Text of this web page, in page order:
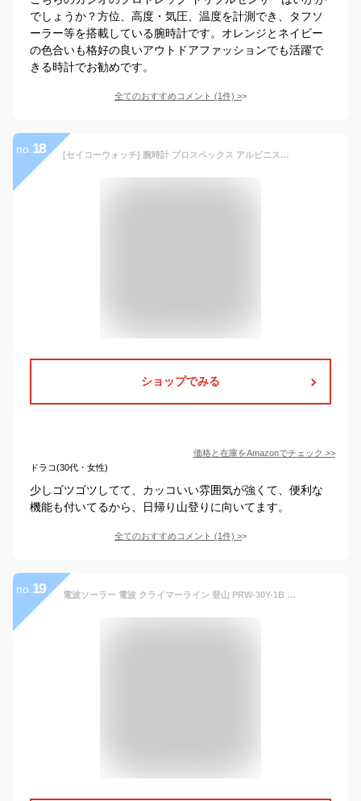
でしょうか？方位、高度・気圧、温度を計測でき、タフソ
ーラー等を搭載している腕時計です。オレンジとネイビー
の色合いも格好の良いアウトドアファッションでも活躍で
きる時計でお勧めです。
全てのおすすめコメント (1件) >
no. 18 [セイコーウォッチ] 腕時計 プロスペックス アルピニスト ソーラー ハードレックス SBEB001 ブラック
ショップでみる
価格と在庫をAmazonでチェック >>
ドラコ(30代・女性)
少しゴツゴツしてて、カッコいい雰囲気が強くて、便利な
機能も付いてるから、日帰り山登りに向いてます。
全てのおすすめコメント (1件) >
no. 19 電波ソーラー 電波 クライマーライン 登山 PRW-30Y-1B PROTREK プロトレック CASIO カシオ SPORTS メンズ 腕時計 送料無料